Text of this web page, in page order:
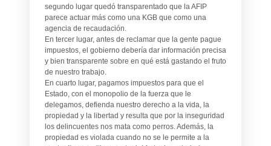
segundo lugar quedó transparentado que la AFIP
parece actuar más como una KGB que como una
agencia de recaudación.
En tercer lugar, antes de reclamar que la gente pague
impuestos, el gobierno debería dar información precisa
y bien transparente sobre en qué está gastando el fruto
de nuestro trabajo.
En cuarto lugar, pagamos impuestos para que el
Estado, con el monopolio de la fuerza que le
delegamos, defienda nuestro derecho a la vida, la
propiedad y la libertad y resulta que por la inseguridad
los delincuentes nos mata como perros. Además, la
propiedad es violada cuando no se le permite a la